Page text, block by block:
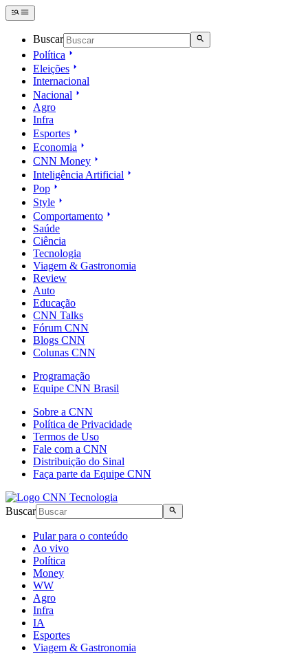
Buscar
Política
Eleições
Internacional
Nacional
Agro
Infra
Esportes
Economia
CNN Money
Inteligência Artificial
Pop
Style
Comportamento
Saúde
Ciência
Tecnologia
Viagem & Gastronomia
Review
Auto
Educação
CNN Talks
Fórum CNN
Blogs CNN
Colunas CNN
Programação
Equipe CNN Brasil
Sobre a CNN
Política de Privacidade
Termos de Uso
Fale com a CNN
Distribuição do Sinal
Faça parte da Equipe CNN
Buscar
Pular para o conteúdo
Ao vivo
Política
Money
WW
Agro
Infra
IA
Esportes
Viagem & Gastronomia